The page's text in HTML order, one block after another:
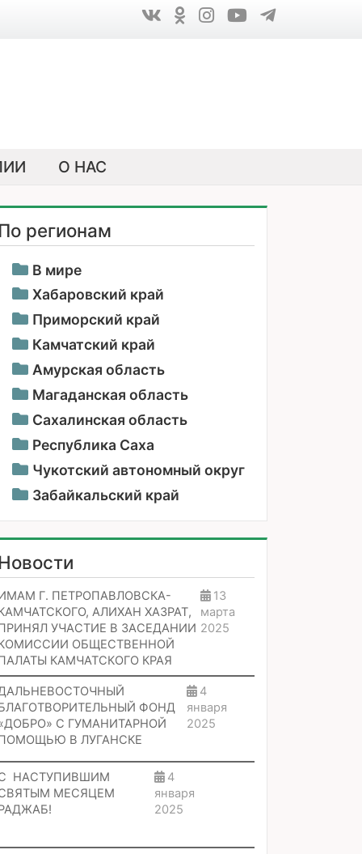
О НАС
регионам
В мире
Хабаровский край
Приморский край
Камчатский край
Амурская область
Магаданская область
Сахалинская область
Республика Саха
Чукотский автономный округ
Забайкальский край
Г. ПЕТРОПАВЛОВСКА-
АЛИХАН ХАЗРАТ,
УЧАСТИЕ В ЗАСЕДАНИИ
ОБЩЕСТВЕННОЙ
КАМЧАТСКОГО КРАЯ
13
марта
2025
ФОНД
С ГУМАНИТАРНОЙ
В ЛУГАНСКЕ
4
января
2025
НАСТУПИВШИМ
МЕСЯЦЕМ
4
января
2025